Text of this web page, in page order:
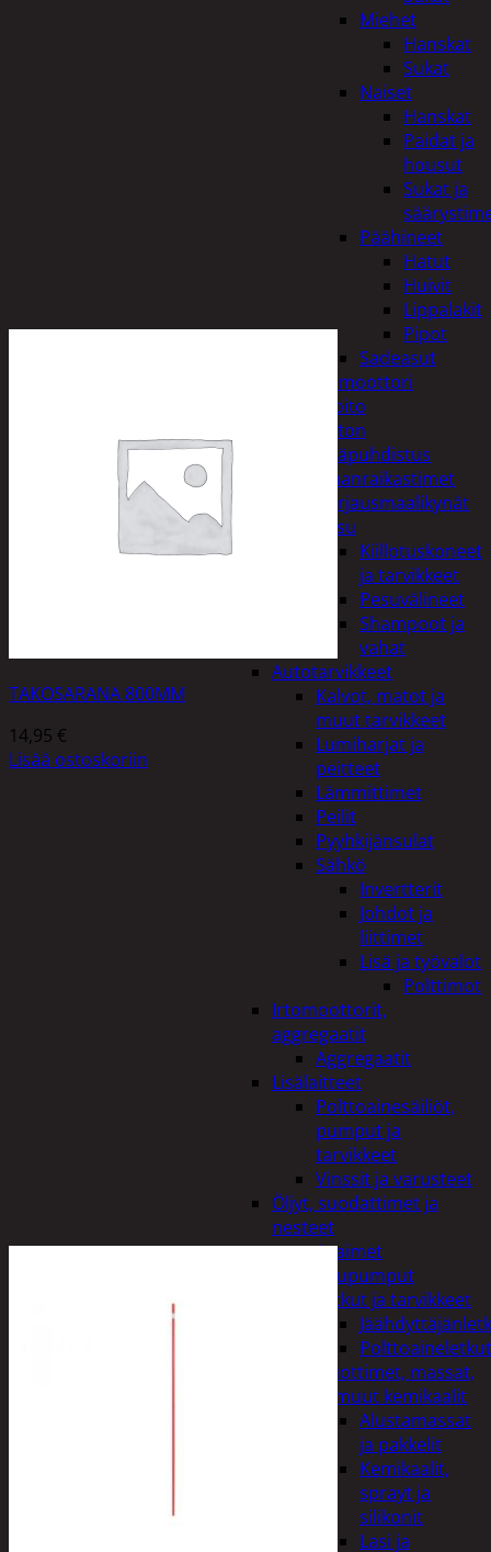
Miehet
Hanskat
Sukat
Naiset
Hanskat
Paidat ja
housut
Sukat ja
Päähineet
Hatut
Huivit
Lippalakit
Pipot
Sadeasut
Auto, vene ja moottori
Autonhoito
Auton
sisäpuhdistus
Ilmanraikastimet
Korjausmaalikynät
Pesu
Kiillotuskoneet
ja tarvikkeet
Pesuvälineet
Shampoot ja
vahat
Autotarvikkeet
Kalvot, matot ja
muut tarvikkeet
Lumiharjat ja
peitteet
Lämmittimet
Peilit
Pyyhkijänsulat
Sähkö
Invertterit
Johdot ja
liittimet
Lisä ja työvalot
Polttimot
Irtomoottorit,
aggregaatit
Aggregaatit
Lisälaitteet
Polttoainesäiliöt,
pumput ja
tarvikkeet
Vinssit ja varusteet
Öljyt, suodattimet ja
nesteet
Avaimet
Imupumput
Letkut ja tarvikkeet
Polttoaineletkut
Liuottimet, massat,
ja muut kemikaalit
Alustamassat
ja pakkelit
Kemikaalit,
sprayt ja
silikonit
Lasi ja
TAKOSARANA 800MM
14,95 €
Lisää ostoskoriin